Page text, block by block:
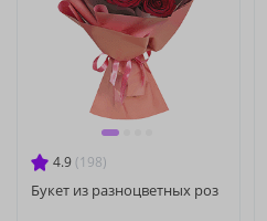
4.9 (198)
Букет из разноцветных роз